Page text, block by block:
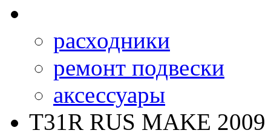
расходники
ремонт подвески
аксессуары
T31R RUS MAKE 2009